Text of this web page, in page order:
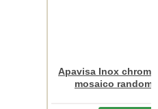
Apavisa Inox
mosaico random